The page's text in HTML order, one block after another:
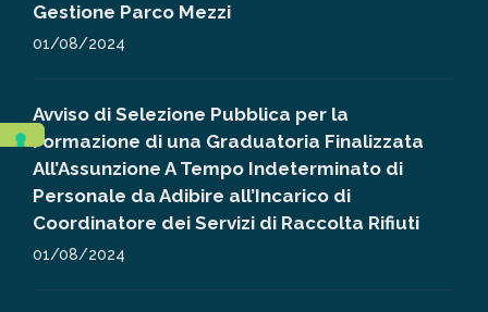
Gestione Parco Mezzi
01/08/2024
Avviso di Selezione Pubblica per la
Formazione di una Graduatoria Finalizzata
All’Assunzione A Tempo Indeterminato di
Personale da Adibire all’Incarico di
Coordinatore dei Servizi di Raccolta Rifiuti
01/08/2024